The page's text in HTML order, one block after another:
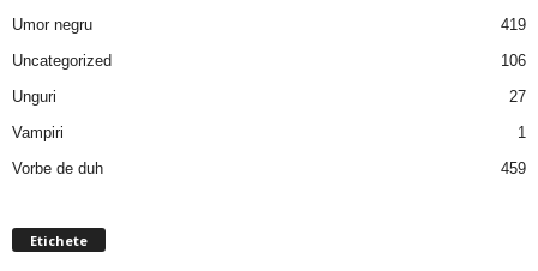
Umor negru
419
Uncategorized
106
Unguri
27
Vampiri
1
Vorbe de duh
459
Etichete